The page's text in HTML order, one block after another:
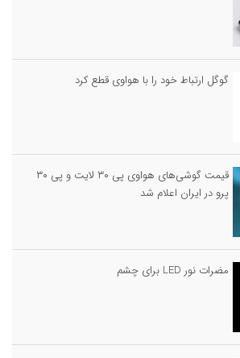
گوگل ارتباط خود را با هواوی قطع کرد
قیمت گوشی‌های هواوی پی ۳۰ لایت و پی ۳۰
پرو در ایران اعلام شد
مضرات نور LED برای چشم